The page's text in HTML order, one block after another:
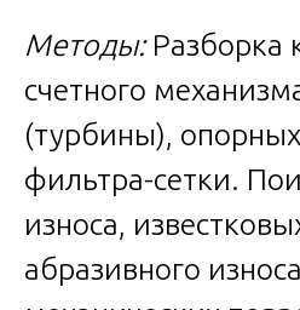
Методы:Разборка
счетного
(турбины),
фильтра-сетки.
износа,
абразивного